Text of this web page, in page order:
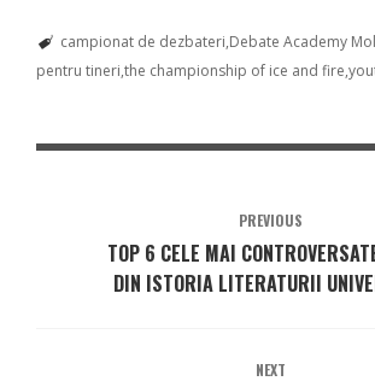
campionat de dezbateri Debate Academy
pentru tineri the championship of ice and fire
PREVIOUS
TOP 6 CELE MAI
DIN ISTORIA LITERATURII
NEXT